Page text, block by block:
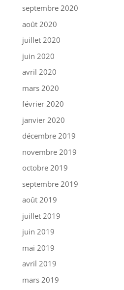
septembre 2020
août 2020
juillet 2020
juin 2020
avril 2020
mars 2020
février 2020
janvier 2020
décembre 2019
novembre 2019
octobre 2019
septembre 2019
août 2019
juillet 2019
juin 2019
mai 2019
avril 2019
mars 2019